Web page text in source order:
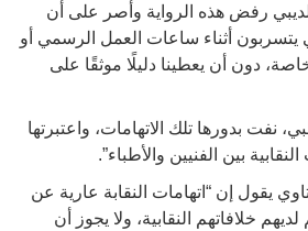
رفض هذه الرواية وأصر على أن
يتسربون أثناء ساعات العمل الرسمي أو
دون أن يعطينا دليلًا موثقًا على
نفت بدورها تلك الاتهامات، واعتبرتها
بين الفنيين والأطباء”.
يقول إن “اتهامات النقابة عارية عن
خلافاتهم النقابية، ولا يجوز أن